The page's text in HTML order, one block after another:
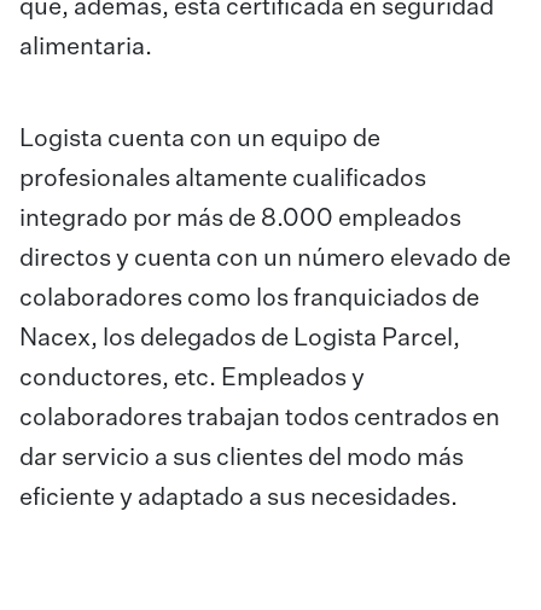
que, además, está certificada en seguridad
alimentaria.
Logista cuenta con un equipo de
profesionales altamente cualificados
integrado por más de 8.000 empleados
directos y cuenta con un número elevado de
colaboradores como los franquiciados de
Nacex, los delegados de Logista Parcel,
conductores, etc. Empleados y
colaboradores trabajan todos centrados en
dar servicio a sus clientes del modo más
eficiente y adaptado a sus necesidades.